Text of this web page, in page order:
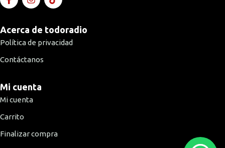
Acerca de todoradio
Política de privacidad
Contáctanos
Mi cuenta
Mi cuenta
Carrito
Finalizar compra